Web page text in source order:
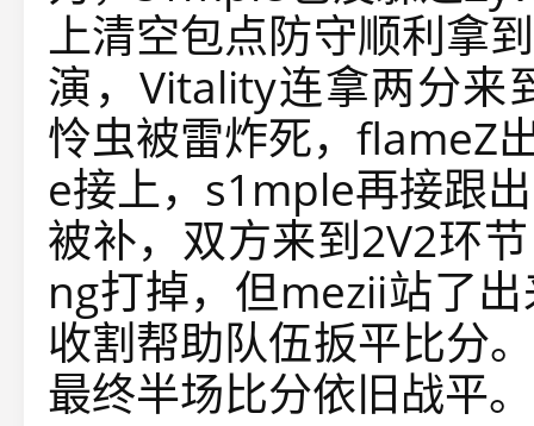
上清空包点防守顺利拿
演，Vitality连拿两分来
怜虫被雷炸死，flameZ
e接上，s1mple再接跟
被补，双方来到2V2环
ng打掉，但mezii站了
收割帮助队伍扳平比分
最终半场比分依旧战平。